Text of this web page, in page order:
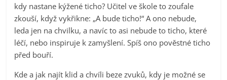
kdy nastane kýžené ticho? Učitel ve škole to zoufale
zkouší, když vykřikne: „A bude ticho!“ A ono nebude,
leda jen na chvilku, a navíc to asi nebude to ticho, které
léčí, nebo inspiruje k zamyšlení. Spíš ono pověstné ticho
před bouří.
Kde a jak najít klid a chvíli beze zvuků, kdy je možné se